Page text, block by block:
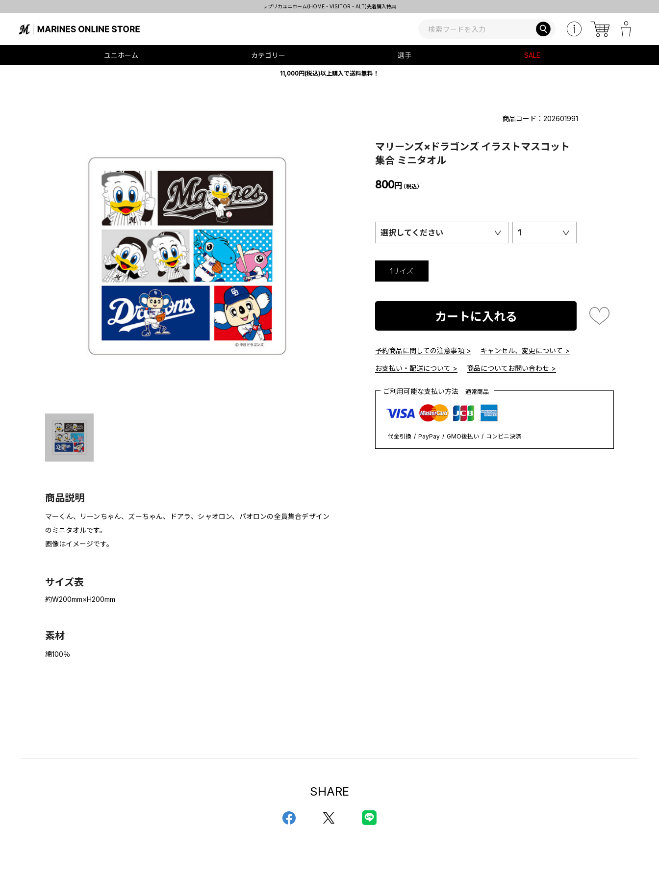
レプリカユニホーム(HOME・VISITOR・ALT)先着購入特典
ユニホーム カテゴリー 選手 SALE
11,000円(税込)以上購入で送料無料！
商品説明
マーくん、リーンちゃん、ズーちゃん、ドアラ、シャオロン、パオロンの全員集合デザイン
のミニタオルです。
画像はイメージです。
サイズ表
約W200mm×H200mm
素材
綿100％
商品コード：202601991
マリーンズ×ドラゴンズ イラストマスコット
集合 ミニタオル
800円（税込）
選択してください 1
1サイズ
カートに入れる
予約商品に関しての注意事項 > キャンセル、変更について >
お支払い・配送について > 商品についてお問い合わせ >
ご利用可能な支払い方法 通常商品
代金引換 PayPay GMO後払い コンビニ決済
SHARE